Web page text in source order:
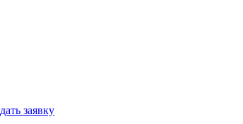
заявку